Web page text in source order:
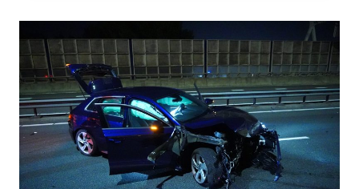
NA
ONGEVAL
TOERIT
A16
BERGSCHENHOEK
RICHTING
ROTTERDAM